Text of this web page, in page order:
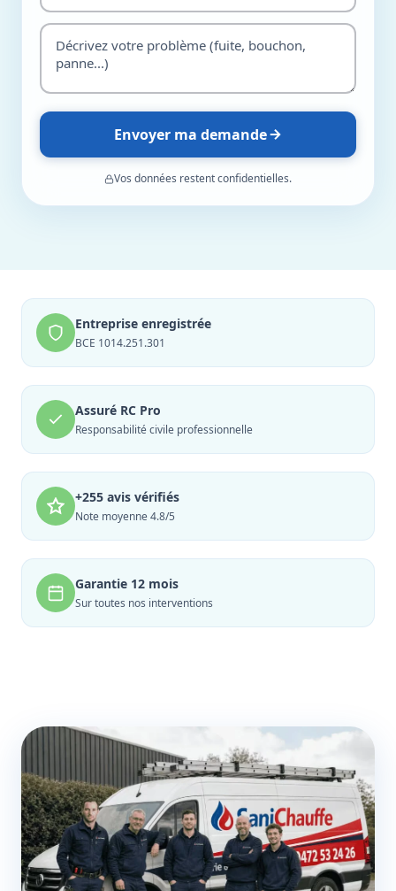
Envoyer ma demande
Vos données restent confidentielles.
Entreprise enregistrée
BCE 1014.251.301
Assuré RC Pro
Responsabilité civile professionnelle
+255 avis vérifiés
Note moyenne 4.8/5
Garantie 12 mois
Sur toutes nos interventions